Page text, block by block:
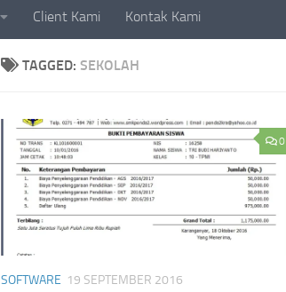
Client Kami Kontak Kami
TAGGED: SEKOLAH
0
SOFTWARE 19 SEPTEMBER 2016